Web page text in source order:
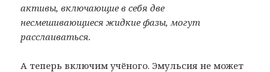
активы, включающие в себя две
несмешивающиеся жидкие фазы, могут
расслаиваться.
А теперь включим учёного. Эмульсия не может